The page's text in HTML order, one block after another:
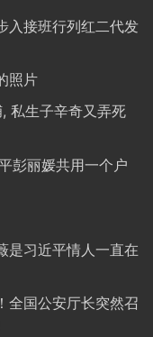
入接班行列红二代发
照片
私生子辛奇又弄死
彭丽媛共用一个户
是习近平情人一直在
全国公安厅长突然召